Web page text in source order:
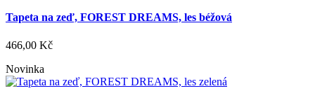
Tapeta na zeď, FOREST DREAMS, les béžová
466,00 Kč
Novinka